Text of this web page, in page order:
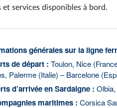
services disponibles à bord.
générales sur la ligne
de départ : Toulon, Nice
Palerme (Italie) – Barcelone
d’arrivée en Sardaigne :
maritimes : Corsica